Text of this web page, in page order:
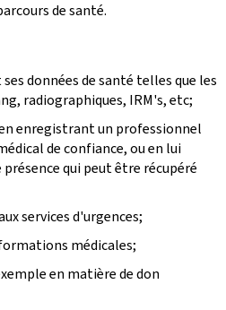
de santé.
données de santé telles que les
radiographiques, IRM's, etc;
enregistrant un professionnel
de confiance, ou en lui
qui peut être récupéré
services d'urgences;
médicales;
en matière de don